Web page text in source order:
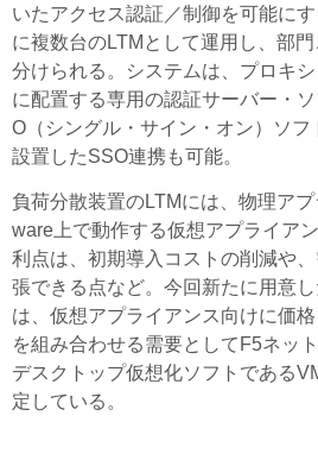
いたアクセス認証／制御を可能に
に複数台のLTMとして運用し、部
分けられる。システムは、プロキ
に配置する専用の認証サーバー・
O（シングル・サイン・オン）ソフ
設置したSSO連携も可能。
負荷分散装置のLTMには、物理ア
ware上で動作する仮想アプライア
利点は、初期導入コストの削減や
張できる点など。今回新たに用意
は、仮想アプライアンス向けに価
を組み合わせる需要としてF5ネッ
デスクトップ仮想化ソフトである
定している。